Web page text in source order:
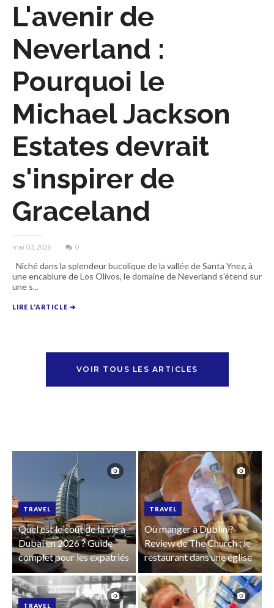
L'avenir de
Neverland :
Pourquoi le
Michael Jackson
Estates devrait
s'inspirer de
Graceland
mai 03, 2026 0
Niché dans la splendeur bucolique de la vallée de Santa Ynez, à
une encablure de Los Olivos, le domaine de Neverland s'étend sur
une s...
LIRE L'ARTICLE ➔
VOIR TOUS LES ARTICLES
TRAVEL
Quel est le coût de la vie à
Dubaï en 2026 ? Guide
complet pour les expatriés
TRAVEL
Où manger à Dublin ?
Review de The Church : le
restaurant dans une église
TRAVEL